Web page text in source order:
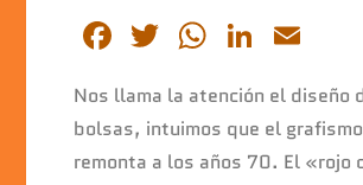
F
a
c
e
T
wi
tt
er
W
at
s
Li
n
k
e
m
ai
l
Nos llama la atención el diseño
bolsas, intuimos que el
remonta a los años 70. El «rojo